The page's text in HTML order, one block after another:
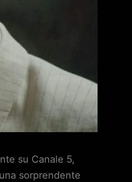
su Canale 5,
sorprendente